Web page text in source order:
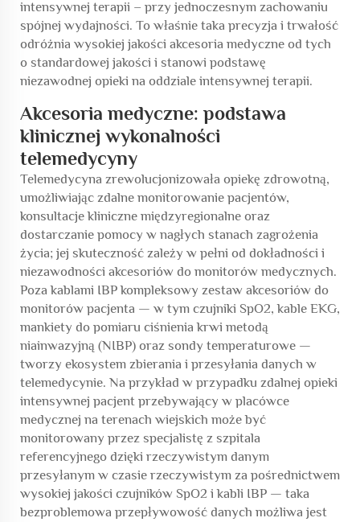
intensywnej terapii – przy jednoczesnym zachowaniu
spójnej wydajności. To właśnie taka precyzja i trwałość
odróżnia wysokiej jakości akcesoria medyczne od tych
o standardowej jakości i stanowi podstawę
niezawodnej opieki na oddziale intensywnej terapii.
Akcesoria medyczne: podstawa
klinicznej wykonalności
telemedycyny
Telemedycyna zrewolucjonizowała opiekę zdrowotną,
umożliwiając zdalne monitorowanie pacjentów,
konsultacje kliniczne międzyregionalne oraz
dostarczanie pomocy w nagłych stanach zagrożenia
życia; jej skuteczność zależy w pełni od dokładności i
niezawodności akcesoriów do monitorów medycznych.
Poza kablami IBP kompleksowy zestaw akcesoriów do
monitorów pacjenta — w tym czujniki SpO2, kable EKG,
mankiety do pomiaru ciśnienia krwi metodą
niainwazyjną (NIBP) oraz sondy temperaturowe —
tworzy ekosystem zbierania i przesyłania danych w
telemedycynie. Na przykład w przypadku zdalnej opieki
intensywnej pacjent przebywający w placówce
medycznej na terenach wiejskich może być
monitorowany przez specjalistę z szpitala
referencyjnego dzięki rzeczywistym danym
przesyłanym w czasie rzeczywistym za pośrednictwem
wysokiej jakości czujników SpO2 i kabli IBP — taka
bezproblemowa przepływowość danych możliwa jest